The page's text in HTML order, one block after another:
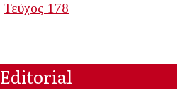
Τεύχος 178
Editorial